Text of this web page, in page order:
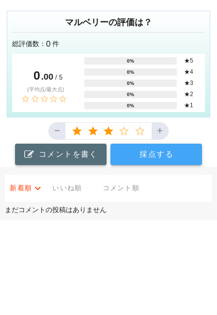
マルベリーの評価は？
総評価数： 0 件
0 .00/ 5
(平均点/最大点)
0% ★5
0% ★4
0% ★3
0% ★2
0% ★1
− +
コメントを書く 採点する
新着順 いいね順 コメント順
まだコメントの投稿はありません